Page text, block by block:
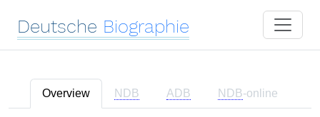
Deutsche Biographie
Overview NDB ADB NDB-online